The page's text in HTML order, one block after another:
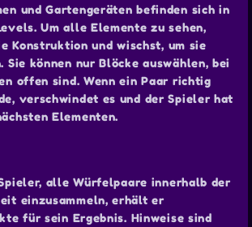
und Gartengeräten befinden sich in
Um alle Elemente zu sehen,
Konstruktion und wischst, um sie
können nur Blöcke auswählen, bei
offen sind. Wenn ein Paar richtig
verschwindet es und der Spieler hat
Elementen.
alle Würfelpaare innerhalb der
einzusammeln, erhält er
für sein Ergebnis. Hinweise sind